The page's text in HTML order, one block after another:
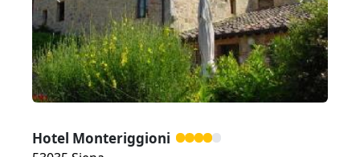
Hotel Monteriggioni